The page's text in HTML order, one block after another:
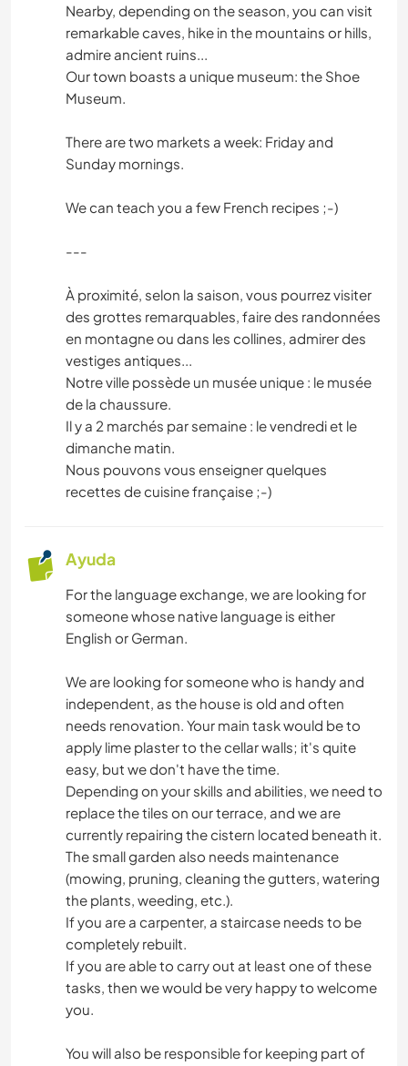
FITNESS
DEPORTES DE INVIERNO
SENDERISMO
ACTIVIDADES AL AIRE LIBRE
Nearby, depending on the season, you can visit
remarkable caves, hike in the mountains or hills,
admire ancient ruins...
Our town boasts a unique museum: the Shoe
Museum.
There are two markets a week: Friday and
Sunday mornings.
We can teach you a few French recipes ;-)
---
À proximité, selon la saison, vous pourrez visiter
des grottes remarquables, faire des randonnées
en montagne ou dans les collines, admirer des
vestiges antiques...
Notre ville possède un musée unique : le musée
de la chaussure.
Il y a 2 marchés par semaine : le vendredi et le
dimanche matin.
Nous pouvons vous enseigner quelques
recettes de cuisine française ;-)
Ayuda
For the language exchange, we are looking for
someone whose native language is either
English or German.
We are looking for someone who is handy and
independent, as the house is old and often
needs renovation. Your main task would be to
apply lime plaster to the cellar walls; it's quite
easy, but we don't have the time.
Depending on your skills and abilities, we need to
replace the tiles on our terrace, and we are
currently repairing the cistern located beneath it.
The small garden also needs maintenance
(mowing, pruning, cleaning the gutters, watering
the plants, weeding, etc.).
If you are a carpenter, a staircase needs to be
completely rebuilt.
If you are able to carry out at least one of these
tasks, then we would be very happy to welcome
you.
You will also be responsible for keeping part of